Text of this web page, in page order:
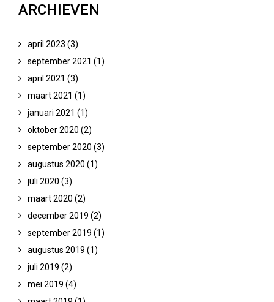
Schorsing en verwijdering
ARCHIEVEN
april 2023 (3)
september 2021 (1)
april 2021 (3)
maart 2021 (1)
januari 2021 (1)
oktober 2020 (2)
september 2020 (3)
augustus 2020 (1)
juli 2020 (3)
maart 2020 (2)
december 2019 (2)
september 2019 (1)
augustus 2019 (1)
juli 2019 (2)
mei 2019 (4)